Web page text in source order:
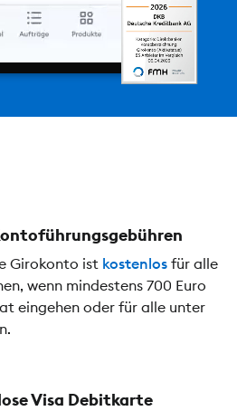
Girokonto ist kostenlos für alle
wenn mindestens 700 Euro
eingehen oder für alle unter
Visa Debitkarte